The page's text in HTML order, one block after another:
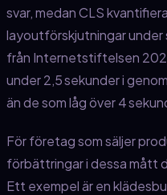
svar, medan CLS
layoutförskjutningar under
från Internetstiftelsen
under 2,5 sekunder i
än de som låg över 4
För företag som säljer
förbättringar i dessa mått
Ett exempel är en